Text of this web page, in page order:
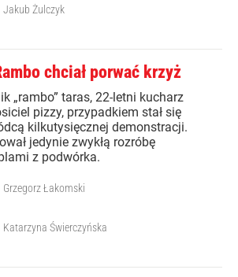
Jakub Żulczyk
chciał porwać krzyż
„rambo” taras, 22-letni kucharz
pizzy, przypadkiem stał się
kilkutysięcznej demonstracji.
jedynie zwykłą rozróbę
z podwórka.
Grzegorz Łakomski
Katarzyna Świerczyńska